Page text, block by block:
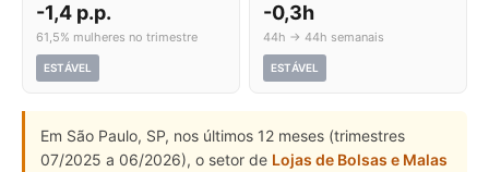
-1,4 p.p.
61,5% mulheres no trimestre
ESTÁVEL
-0,3h
44h → 44h semanais
ESTÁVEL
Em São Paulo, SP, nos últimos 12 meses (trimestres
07/2025 a 06/2026), o setor de Lojas de Bolsas e Malas